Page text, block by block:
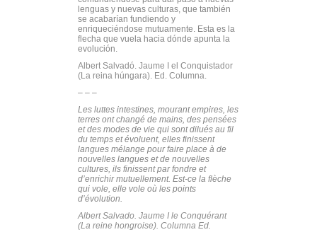
lenguas y nuevas culturas, que también
se acabarían fundiendo y
enriqueciéndose mutuamente. Esta es la
flecha que vuela hacia dónde apunta la
evolución.
Albert Salvadó. Jaume I el Conquistador
(La reina húngara). Ed. Columna.
– – –
Les luttes intestines, mourant empires, les
terres ont changé de mains, des pensées
et des modes de vie qui sont dilués au fil
du temps et évoluent, elles finissent
langues mélange pour faire place à de
nouvelles langues et de nouvelles
cultures, ils finissent par fondre et
d’enrichir mutuellement. Est-ce la flèche
qui vole, elle vole où les points
d’évolution.
Albert Salvado. Jaume I le Conquérant
(La reine hongroise). Columna Ed.